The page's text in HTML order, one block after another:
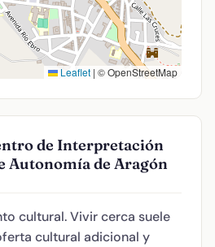
Leaflet | © OpenStreetMap
de Interpretación
Autonomía de Aragón
cultural. Vivir cerca suele
cultural adicional y